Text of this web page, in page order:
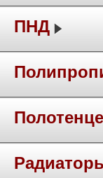
ПНД